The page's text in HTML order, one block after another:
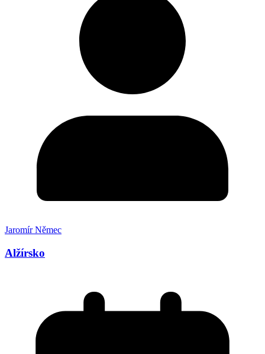
Jaromír Němec
Alžírsko